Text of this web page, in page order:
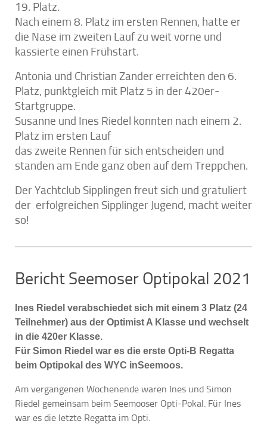
19. Platz.
Nach einem 8. Platz im ersten Rennen, hatte er
die Nase im zweiten Lauf zu weit vorne und
kassierte einen Frühstart.
Antonia und Christian Zander erreichten den 6.
Platz, punktgleich mit Platz 5 in der 420er-
Startgruppe.
Susanne und Ines Riedel konnten nach einem 2.
Platz im ersten Lauf
das zweite Rennen für sich entscheiden und
standen am Ende ganz oben auf dem Treppchen.
Der Yachtclub Sipplingen freut sich und gratuliert
der erfolgreichen Sipplinger Jugend, macht weiter
so!
Bericht Seemoser Optipokal 2021
Ines Riedel verabschiedet sich mit einem 3 Platz (24
Teilnehmer) aus der Optimist A Klasse und wechselt
in die 420er Klasse.
Für Simon Riedel war es die erste Opti-B Regatta
beim Optipokal des WYC inSeemoos.
Am vergangenen Wochenende waren Ines und Simon
Riedel gemeinsam beim Seemooser Opti-Pokal. Für Ines
war es die letzte Regatta im Opti.